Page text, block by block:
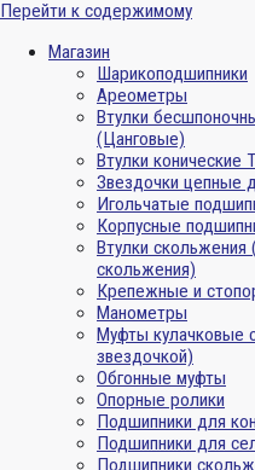
Перейти к содержимому
Магазин
Шарикоподшипники
Ареометры
Втулки
(Цанговые)
Втулки конические
Звездочки цепные
Игольчатые
Корпусные
Втулки скольжения
скольжения)
Крепежные и
Манометры
Муфты кулачковые
звездочкой)
Обгонные муфты
Опорные ролики
Подшипники для
Подшипники для
Подшипники